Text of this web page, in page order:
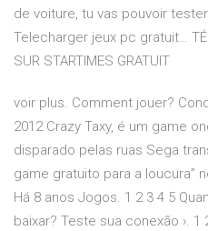
de voiture, tu vas pouvoir
Telecharger jeux pc gratuit…
SUR STARTIMES GRATUIT
voir plus. Comment jouer?
2012 Crazy Taxy, é um game
disparado pelas ruas Sega
game gratuito para a loucura”
Há 8 anos Jogos. 1 2 3 4 5
baixar? Teste sua conexão ›.